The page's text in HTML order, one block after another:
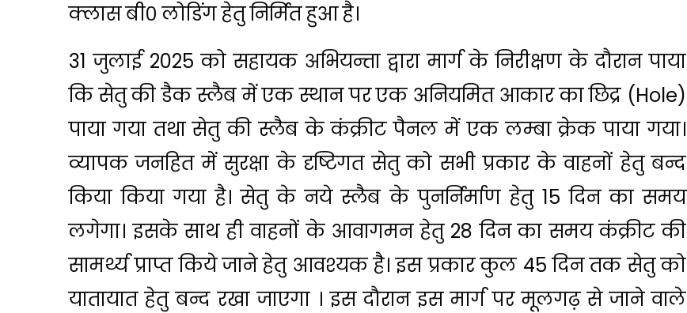
क्लास बी० लोडिंग हेतु निर्मित हुआ है।
31 जुलाई 2025 को सहायक अभियन्ता द्वारा मार्ग के निरीक्षण के दौरान पाया
कि सेतु की डैक स्लैब में एक स्थान पर एक अनियमित आकार का छिद्र (Hole)
पाया गया तथा सेतु की स्लैब के कंक्रीट पैनल में एक लम्बा क्रेक पाया गया।
व्यापक जनहित में सुरक्षा के दृष्टिगत सेतु को सभी प्रकार के वाहनों हेतु बन्द
किया किया गया है। सेतु के नये स्लैब के पुनर्निर्माण हेतु 15 दिन का समय
लगेगा। इसके साथ ही वाहनों के आवागमन हेतु 28 दिन का समय कंक्रीट की
सामर्थ्य प्राप्त किये जाने हेतु आवश्यक है। इस प्रकार कुल 45 दिन तक सेतु को
यातायात हेतु बन्द रखा जाएगा । इस दौरान इस मार्ग पर मूलगढ़ से जाने वाले